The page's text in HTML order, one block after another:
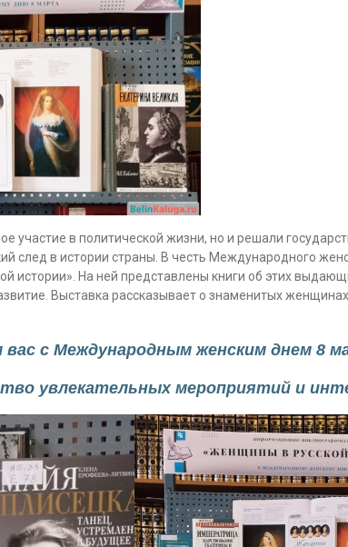
участие в политической жизни, но и решали
след в истории страны. В честь Международного
истории». На ней представлены книги об этих
Выставка рассказывает о знаменитых
с Международным женским днем 8
увлекательных мероприятий и